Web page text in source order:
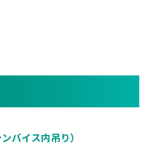
バイス内吊り）